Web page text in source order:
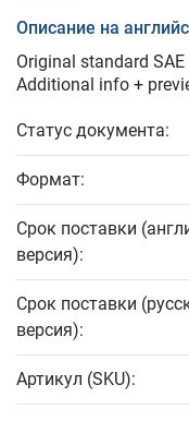
Описание на
Original standard
Additional info +
Статус документа:
Формат:
Срок поставки
версия):
Срок поставки
версия):
Артикул (SKU):